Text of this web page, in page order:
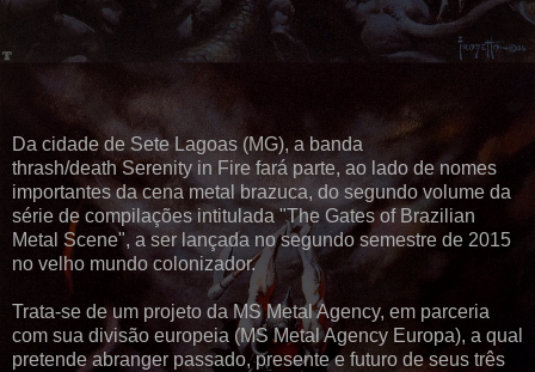
Da cidade de Sete Lagoas (MG), a banda
thrash/death Serenity in Fire fará parte, ao lado de nomes
importantes da cena metal brazuca, do segundo volume da
série de compilações intitulada "The Gates of Brazilian
Metal Scene", a ser lançada no segundo semestre de 2015
no velho mundo colonizador.
Trata-se de um projeto da MS Metal Agency, em parceria
com sua divisão europeia (MS Metal Agency Europa), a qual
pretende abranger passado, presente e futuro de seus três